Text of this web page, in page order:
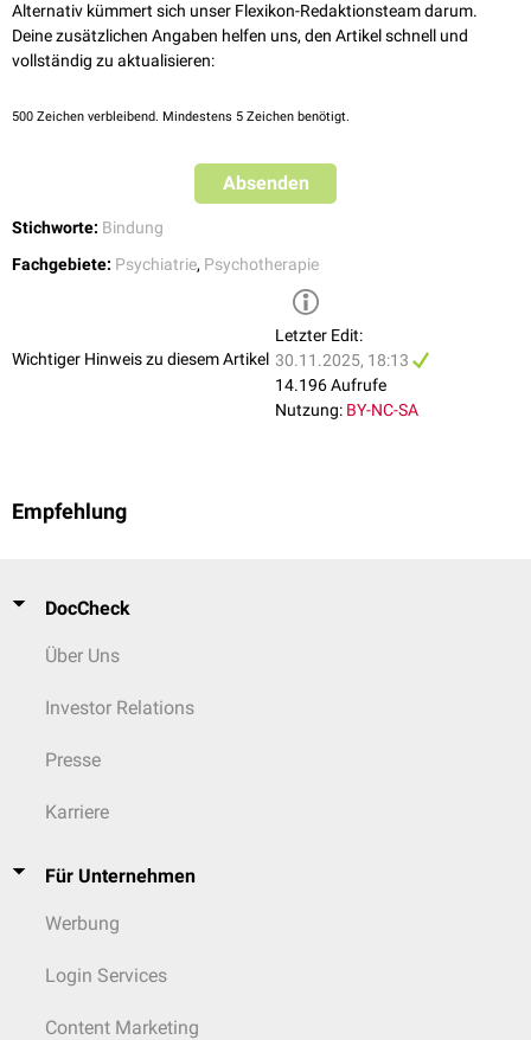
Alternativ kümmert sich unser Flexikon-Redaktionsteam darum.
Deine zusätzlichen Angaben helfen uns, den Artikel schnell und
vollständig zu aktualisieren:
500 Zeichen verbleibend. Mindestens 5 Zeichen benötigt.
Absenden
Stichworte: Bindung
Fachgebiete: Psychiatrie, Psychotherapie
Wichtiger Hinweis zu diesem Artikel
Letzter Edit:
30.11.2025, 18:13
14.196 Aufrufe
Nutzung: BY-NC-SA
Empfehlung
DocCheck
Über Uns
Investor Relations
Presse
Karriere
Für Unternehmen
Werbung
Login Services
Content Marketing